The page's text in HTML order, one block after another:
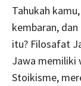
Tahukah
kembaran,
itu? Filosafat
Jawa memiliki
Stoikisme,